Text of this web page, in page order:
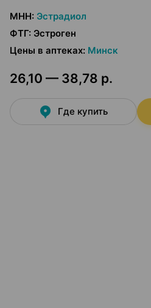
МНН: Эстрадиол
ФТГ: Эстроген
Цены в аптеках: Минск
26,10 — 38,78 р.
Где купить